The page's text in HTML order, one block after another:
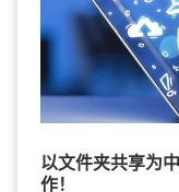
以文件夹共享为
作！